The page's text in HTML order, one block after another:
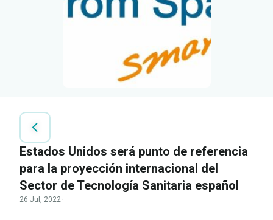
Estados Unidos será punto de referencia
para la proyección internacional del
Sector de Tecnología Sanitaria español
26 Jul, 2022·